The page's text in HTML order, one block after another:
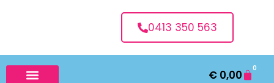
0413 350 563
€ 0,00 0